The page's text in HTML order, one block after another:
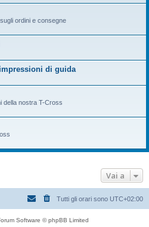
ordini e consegne
di guida
della nostra T-Cross
Vai a
Tutti gli orari sono UTC+02:00
Software © phpBB Limited